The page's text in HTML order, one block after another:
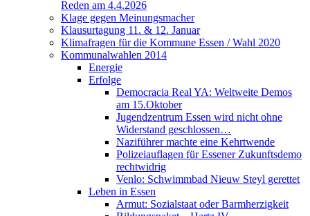
Reden am 4.4.2026
Klage gegen Meinungsmacher
Klausurtagung 11. & 12. Januar
Klimafragen für die Kommune Essen / Wahl 2020
Kommunalwahlen 2014
Energie
Erfolge
Democracia Real YA: Weltweite Demos
am 15.Oktober
Jugendzentrum Essen wird nicht ohne
Widerstand geschlossen…
Naziführer machte eine Kehrtwende
Polizeiauflagen für Essener Zukunftsdemo
rechtwidrig
Venlo: Schwimmbad Nieuw Steyl gerettet
Leben in Essen
Armut: Sozialstaat oder Barmherzigkeit